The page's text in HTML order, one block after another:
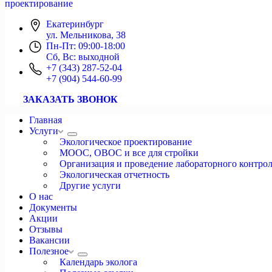
проектирование
Екатеринбург
ул. Мельникова, 38
Пн-Пт: 09:00-18:00
Сб, Вс: выходной
+7 (343) 287-52-04
+7 (904) 544-60-99
ЗАКАЗАТЬ ЗВОНОК
Главная
Услуги
Экологическое проектирование
МООС, ОВОС и все для стройки
Организация и проведение лабораторного
Экологическая отчетность
Другие услуги
О нас
Документы
Акции
Отзывы
Вакансии
Полезное
Календарь эколога